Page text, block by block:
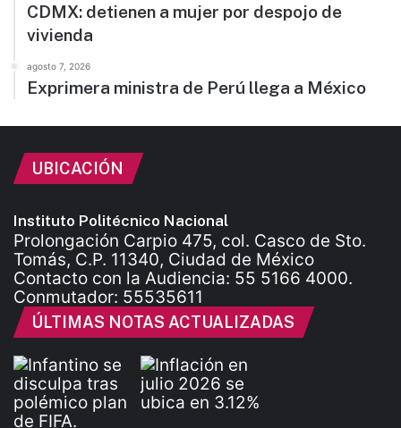
CDMX: detienen a mujer por despojo de
vivienda
agosto 7, 2026
Exprimera ministra de Perú llega a México
UBICACIÓN
Instituto Politécnico Nacional
Prolongación Carpio 475, col. Casco de Sto.
Tomás, C.P. 11340, Ciudad de México
Contacto con la Audiencia: 55 5166 4000.
Conmutador: 55535611
ÚLTIMAS NOTAS ACTUALIZADAS